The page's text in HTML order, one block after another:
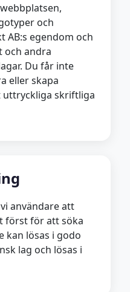
och
AB:s egendom och
och andra
Du får inte
eller skapa
uttryckliga skriftliga
användare att
först för att söka
kan lösas i godo
lag och lösas i